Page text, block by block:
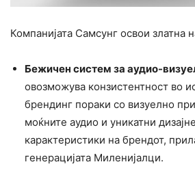
Компанијата Самсунг освои златна
Бежичен систем за аудио-
овозможува конзистентност во
брендинг пораки со визуелно
моќните аудио и уникатни
карактеристики на брендот,
генерацијата Миленијалци.